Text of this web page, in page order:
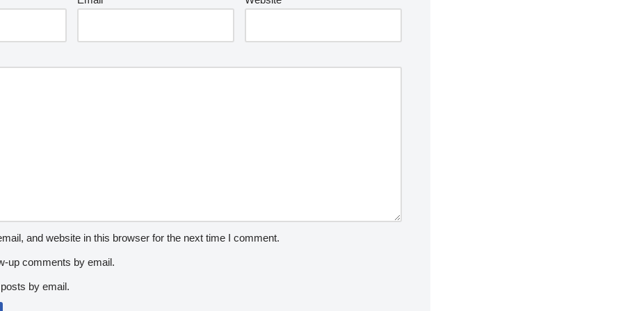
and website in this browser for the next time I comment.
up comments by email.
by email.